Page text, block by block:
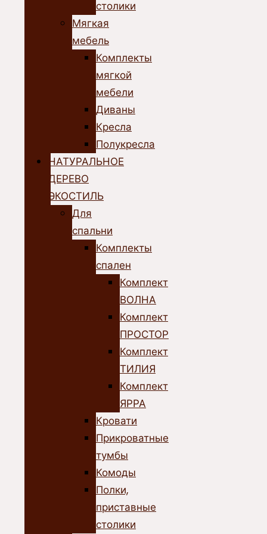
столики
Мягкая
мебель
Комплекты
мягкой
мебели
Диваны
Кресла
Полукресла
НАТУРАЛЬНОЕ
ДЕРЕВО
ЭКОСТИЛЬ
Для
спальни
Комплекты
спален
Комплект
ВОЛНА
Комплект
ПРОСТОР
Комплект
ТИЛИЯ
Комплект
ЯРРА
Кровати
Прикроватные
тумбы
Комоды
Полки,
приставные
столики